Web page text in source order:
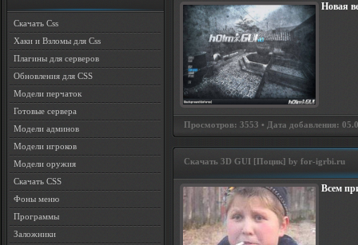
Скачать Css
Хаки и Взломы для Css
Плагины для серверов
Обновления для CSS
Модели перчаток
Готовые сервера
Модели админов
Модели игроков
Модели оружия
Скачать CSS
Фоны меню
Программы
Заложники
Новая
Просмотров: 3553 • Дата добавления:
Скачать 3D GUI [Поцик] by for-igrbi.ru
Всем